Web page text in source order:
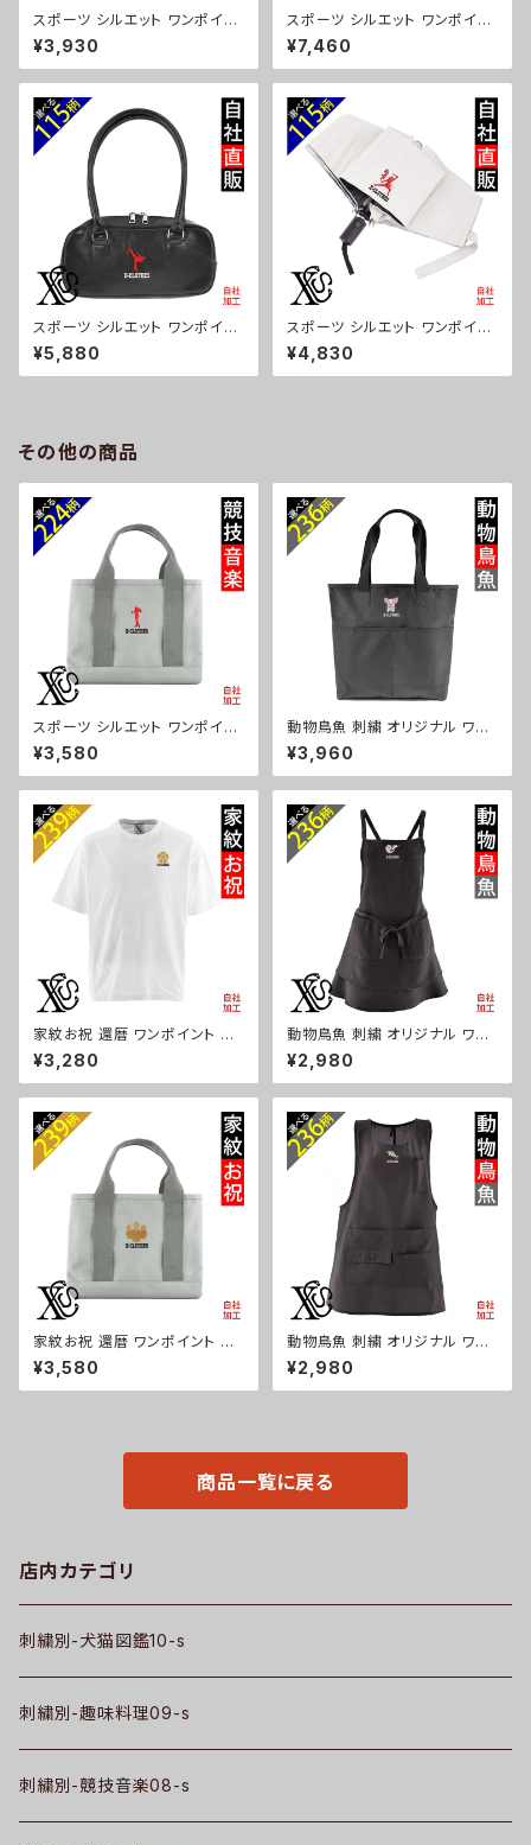
スポーツ シルエット ワンポイン
ト 刺繍保冷保温 ランチバッグ
買い物バッグ トートバッグ レディ
ース メンズ おしゃれ 雑貨 グッ
部活 野球 サッカー バスケ テニ
ス 和太鼓 大相撲 ori-a-bg17
9-b08-s
¥3,930
スポーツ シルエット ワンポイン
ト 刺繍撥水 リュック レディース
大容量 8ポケット ナイロン 軽量
軽い おしゃれ 雑貨 グッズ 自社
野球 サッカー バスケ テニス 和
太鼓 大相撲 ori-a-bg178-b0
8-s
¥7,460
スポーツ シルエット ワンポイン
ト 刺繍上品なシボ感 横長ショル
ダーバッグ レディース ミニボス
トン 軽量 雑貨 グッズ 自社ブラ
¥5,880
スポーツ シルエット ワンポイン
ト 刺繍【形状記憶+自動開閉】
折りたたみ傘 レディース メンズ
55cm 晴雨兼用 UVカット99.
¥4,830
その他の商品
スポーツ シルエット ワンポイン
ト 刺繍 オリジナル 仕分け上手
ミニトートバッグ レディース 仕
切り 便利 トートバック メンズ グ
日 母の日 プレゼントギフト 卒
業 記念品 部活 卒団 サッカー
バスケ テニス 誕生日 ori-a-ba
g25-g08-s
¥3,580
動物鳥魚 刺繍 オリジナル ワン
ポイント ナイロン トートバッグ
メンズ ハンドバッグ 自社ブラン
ド ロゴ グッズ 柄 おしゃれ プレ
魚 動物 ori-a-bag52-b06-s
¥3,960
家紋お祝 還暦 ワンポイント 刺
繍 5.6オンス ビッグシルエット
半袖 Tシャツ メンズ グッズ 白
ホワイト カットソー 黒 ブラック
唐花 木瓜 蔦 桐 ori-am-tst6-
g07-s
¥3,280
動物鳥魚 刺繍 オリジナル ワン
ポイント エプロン プレゼント ワ
ンピース レディース 撥水加工
おしゃれ かわいい フリル ティア
士 カフェ サロン ブラック 柄 馬
鳥 豚 魚 グッズ ori-a-tao13-b
06-s
¥2,980
家紋お祝 還暦 ワンポイント 刺
繍 オリジナル 仕分け上手 ミニ
トートバッグ レディース 仕切り
便利 トートバック メンズ グレー
¥3,580
動物鳥魚 刺繍 オリジナル ワン
ポイント エプロン プレゼント ワ
ンピース レディース 撥水加工
おしゃれ かわいい 脇ボタン マ
¥2,980
商品一覧に戻る
店内カテゴリ
刺繍別-犬猫図鑑10-s
刺繍別-趣味料理09-s
刺繍別-競技音楽08-s